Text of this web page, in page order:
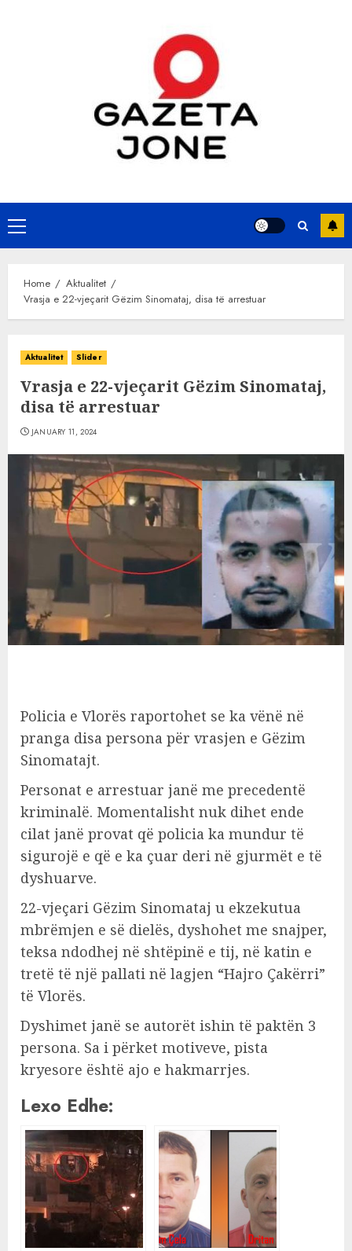
Primary
Menu
Home
Aktualitet
Vrasja e 22-vjeçarit Gëzim Sinomataj, disa të arrestuar
Aktualitet Slider
Vrasja e 22-vjeçarit Gëzim Sinomataj,
disa të arrestuar
JANUARY 11, 2024
Policia e Vlorës raportohet se ka vënë në
pranga disa persona për vrasjen e Gëzim
Sinomatajt.
Personat e arrestuar janë me precedentë
kriminalë. Momentalisht nuk dihet ende
cilat janë provat që policia ka mundur të
sigurojë e që e ka çuar deri në gjurmët e të
dyshuarve.
22-vjeçari Gëzim Sinomataj u ekzekutua
mbrëmjen e së dielës, dyshohet me snajper,
teksa ndodhej në shtëpinë e tij, në katin e
tretë të një pallati në lagjen “Hajro Çakërri”
të Vlorës.
Dyshimet janë se autorët ishin të paktën 3
persona. Sa i përket motiveve, pista
kryesore është ajo e hakmarrjes.
Lexo Edhe: